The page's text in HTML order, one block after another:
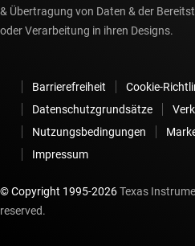
& Übertragung von Daten & der
oder Verarbeitung in ihren Designs.
Barrierefreiheit
Cookie-
Datenschutzgrundsätze
Nutzungsbedingungen
Impressum
© Copyright 1995-2026Texas
reserved.